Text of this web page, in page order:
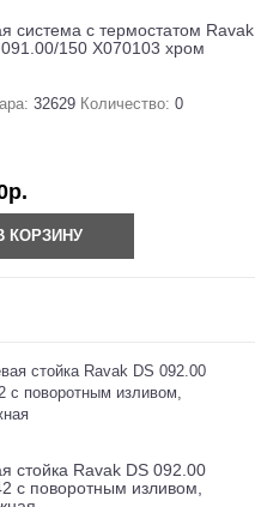
система с термостатом Ravak
150 X070103 хром
32629 Количество: 0
КОРЗИНУ
стойка Ravak DS 092.00
с поворотным изливом,